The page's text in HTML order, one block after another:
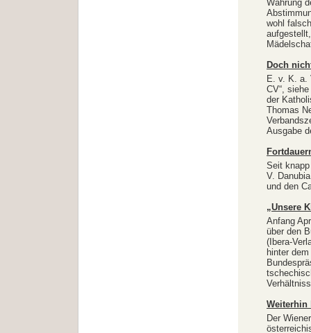
Wahrung
wohl
Doch
E. v. K. a.
CV“,
der
Thomas
Ausgabe
Seit
V.
und den
„Unsere
Anfang
über den
(Ibera-
hinter
Weiterhin
Der